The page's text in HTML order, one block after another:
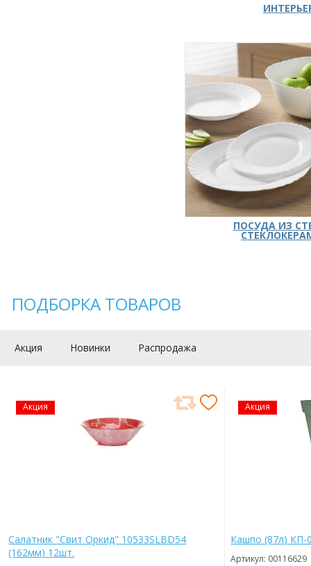
ПОСУДА ИЗ
ПОДБОРКА ТОВАРОВ
Акция Новинки Распродажа
Акция
Салатник "Свит Оркид" 10533SLBD54
(162мм) 12шт.
Акция
Кашпо (87л) КП-
Артикул: 00116629